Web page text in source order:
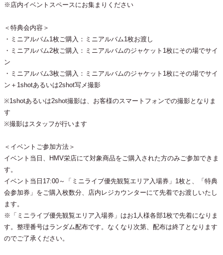
※店内イベントスペースにお集まりください
＜特典会内容＞
・ミニアルバム1枚ご購入：ミニアルバム1枚お渡し
・ミニアルバム2枚ご購入：ミニアルバムのジャケット1枚にその場でサイ
ン
・ミニアルバム3枚ご購入：ミニアルバムのジャケット1枚にその場でサイ
ン＋1shotあるいは2shot写メ撮影
※1shotあるいは2shot撮影は、お客様のスマートフォンでの撮影となりま
す
※撮影はスタッフが行います
＜イベントご参加方法＞
イベント当日、HMV栄店にて対象商品をご購入された方のみご参加できま
す。
イベント当日17:00～「ミニライブ優先観覧エリア入場券」1枚と、「特典
会参加券」をご購入枚数分、店内レジカウンターにて先着でお渡しいたし
ます。
※「ミニライブ優先観覧エリア入場券」はお1人様各部1枚で先着になりま
す。整理番号はランダム配布です。なくなり次第、配布は終了となります
のでご了承ください。